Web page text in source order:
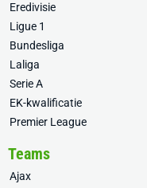
Eredivisie
Ligue 1
Bundesliga
Laliga
Serie A
EK-kwalificatie
Premier League
Teams
Ajax